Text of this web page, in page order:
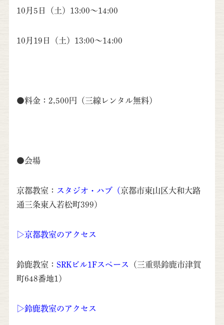
10月5日（土）13:00～14:00
10月19日（土）13:00～14:00
●料金：2,500円（三線レンタル無料）
●会場
京都教室： スタジオ・ハブ（京都市東山区大和大路
通三条東入若松町399）
▷京都教室のアクセス
鈴鹿教室： SRKビル1Fスペース
（三重県鈴鹿市津賀
町648番地1）
▷鈴鹿教室のアクセス